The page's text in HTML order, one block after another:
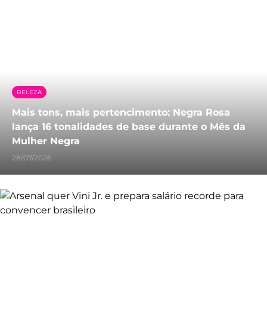
BELEZA
Mais tons, mais pertencimento: Negra Rosa
lança 16 tonalidades de base durante o Mês da
Mulher Negra
28/07/2026